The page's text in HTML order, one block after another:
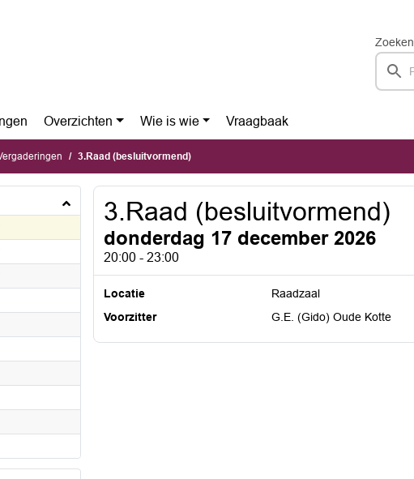
Zoeken
Overzichten Wie is wie Vraagbaak
3.Raad (besluitvormend)
2026
2026
2026
3.Raad (besluitvormend)
donderdag 17 december 2026
20:00 - 23:00
Locatie
Raadzaal
Voorzitter
G.E. (Gido) Oude Kotte